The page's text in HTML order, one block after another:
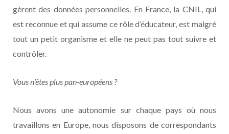
gèrent des données personnelles. En France, la CNIL, qui
est reconnue et qui assume ce rôle d’éducateur, est malgré
tout un petit organisme et elle ne peut pas tout suivre et
contrôler.
Vous n’êtes plus pan-européens ?
Nous avons une autonomie sur chaque pays où nous
travaillons en Europe, nous disposons de correspondants